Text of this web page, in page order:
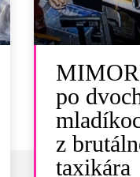
po
z
taxikára